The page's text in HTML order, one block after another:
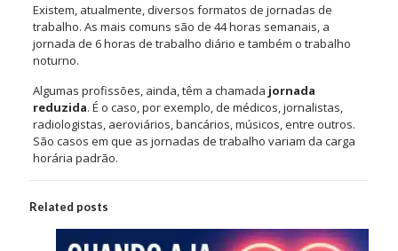
Existem, atualmente, diversos formatos de jornadas de
trabalho. As mais comuns são de 44 horas semanais, a
jornada de 6 horas de trabalho diário e também o trabalho
noturno.
Algumas profissões, ainda, têm a chamada jornada
reduzida. É o caso, por exemplo, de médicos, jornalistas,
radiologistas, aeroviários, bancários, músicos, entre outros.
São casos em que as jornadas de trabalho variam da carga
horária padrão.
Related posts